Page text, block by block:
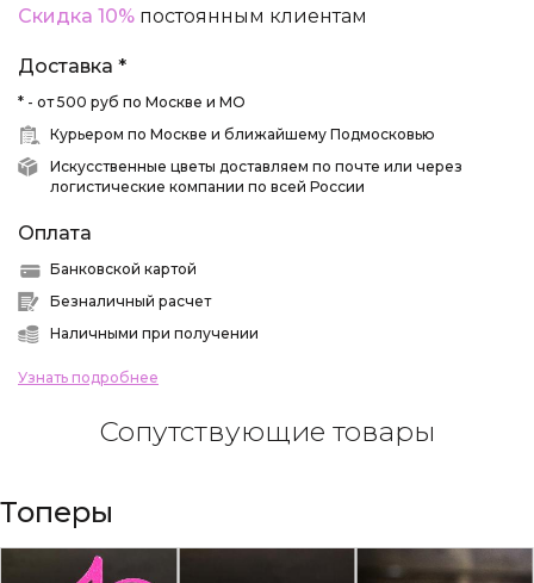
Скидка 10% постоянным клиентам
Доставка *
* - от 500 руб по Москве и МО
Курьером по Москве и ближайшему Подмосковью
Искусственные цветы доставляем по почте или через
логистические компании по всей России
Оплата
Банковской картой
Безналичный расчет
Наличными при получении
Узнать подробнее
Сопутствующие товары
Топеры